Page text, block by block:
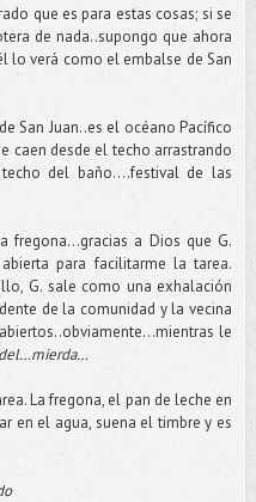
que es para estas cosas; si se
de nada..supongo que ahora
lo verá como el embalse de San
San Juan..es el océano Pacífico
caen desde el techo arrastrando
del baño….festival de las
fregona…gracias a Dios que G.
para facilitarme la tarea.
G. sale como una exhalación
de la comunidad y la vecina
le
La fregona, el pan de leche en
en el agua, suena el timbre y es